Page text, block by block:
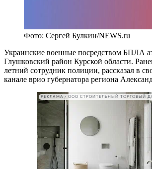
Фото: Сергей Булкин/NEWS.ru
Украинские военные посредством БПЛА
Глушковский район Курской области.
летний сотрудник полиции, рассказал в
канале врио губернатора региона